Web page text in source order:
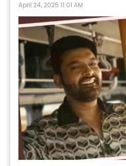
April 24, 2025 11:01 AM